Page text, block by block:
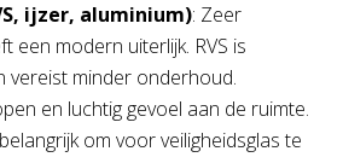
ijzer, aluminium): Zeer
een modern uiterlijk. RVS is
vereist minder onderhoud.
en luchtig gevoel aan de ruimte.
om voor veiligheidsglas te